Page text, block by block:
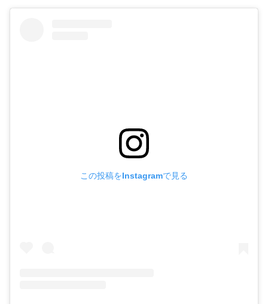
この投稿をInstagramで見る